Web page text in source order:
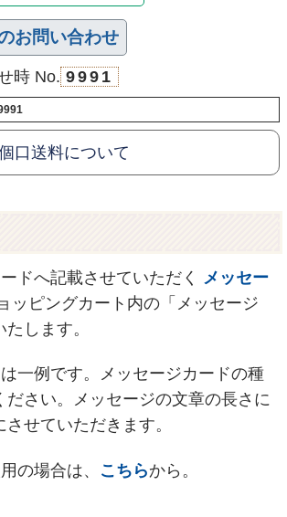
お問い合わせ
時 No. 9991
口送料について
ドへ記載させていただく
メッセー
ッピングカート内の「メッセージ
します。
一例です。メッセージカードの種
ださい。メッセージの文章の長さに
せていただきます。
の場合は、 こちらから。